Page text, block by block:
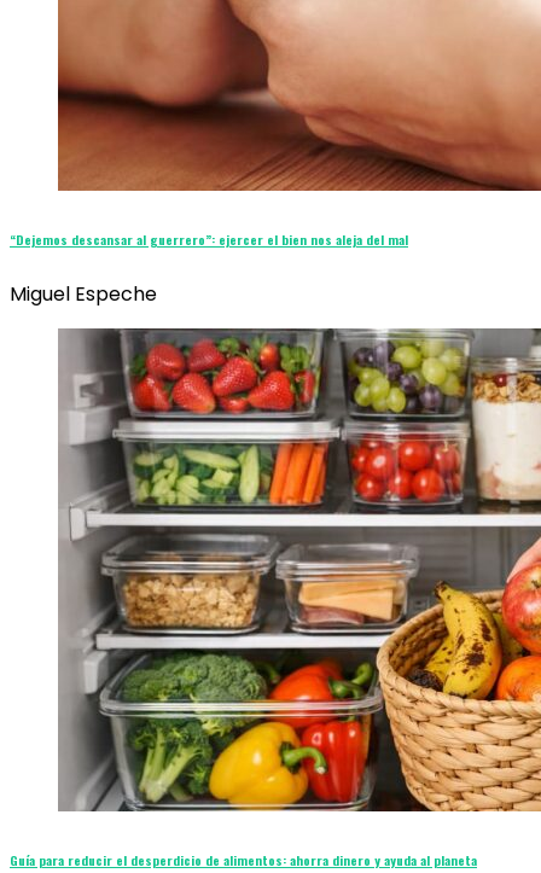
“Dejemos descansar al guerrero”: ejercer el bien nos aleja del mal
Miguel Espeche
Guía para reducir el desperdicio de alimentos: ahorra dinero y ayuda al planeta